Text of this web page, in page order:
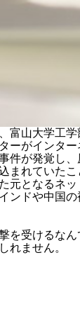
富山大学工学
ーがインタ
件が発覚し
まれていたこ
元となるネ
ンドや中国の
を受けるな
れません。